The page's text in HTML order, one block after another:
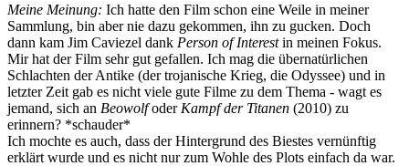
Meine Meinung: Ich hatte den Film schon eine Weile in meiner
Sammlung, bin aber nie dazu gekommen, ihn zu gucken. Doch
dann kam Jim Caviezel dank Person of Interestin meinen Fokus.
Mir hat der Film sehr gut gefallen. Ich mag die übernatürlichen
Schlachten der Antike (der trojanische Krieg, die Odyssee) und in
letzter Zeit gab es nicht viele gute Filme zu dem Thema - wagt es
jemand, sich an Beowolfoder Kampf der Titanen (2010) zu
erinnern? *schauder*
Ich mochte es auch, dass der Hintergrund des Biestes vernünftig
erklärt wurde und es nicht nur zum Wohle des Plots einfach da war.